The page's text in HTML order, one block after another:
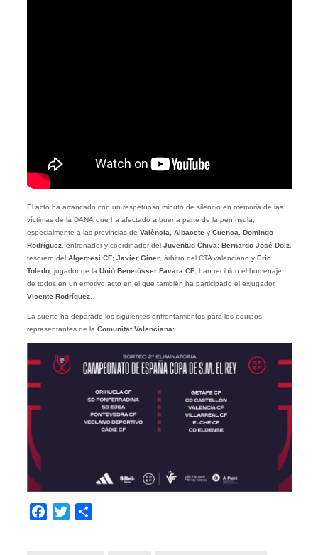
El acto ha arrancado con un respetuoso minuto de silencio en memoria de las
víctimas de la DANA que ha afectado a buena parte de la península,
especialmente a las provincias de València, Albacetey Cuenca. Domingo
Rodríguez, entrenador y coordinador del Juventud Chiva; Bernardo José Dolz,
tesorero del Algemesí CF; Javier Giner, árbitro del CTA valenciano y Eric
Toledo, jugador de la Unió Benetússer Favara CF, han recibido el homenaje
de todos en un emotivo acto en el que también ha participado el exjugador
Vicente Rodríguez.
La suerte ha deparado los siguientes enfrentamientos para los equipos
representantes de la Comunitat Valenciana:
Facebook
Twitter